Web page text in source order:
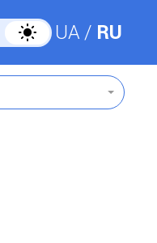
UA RU